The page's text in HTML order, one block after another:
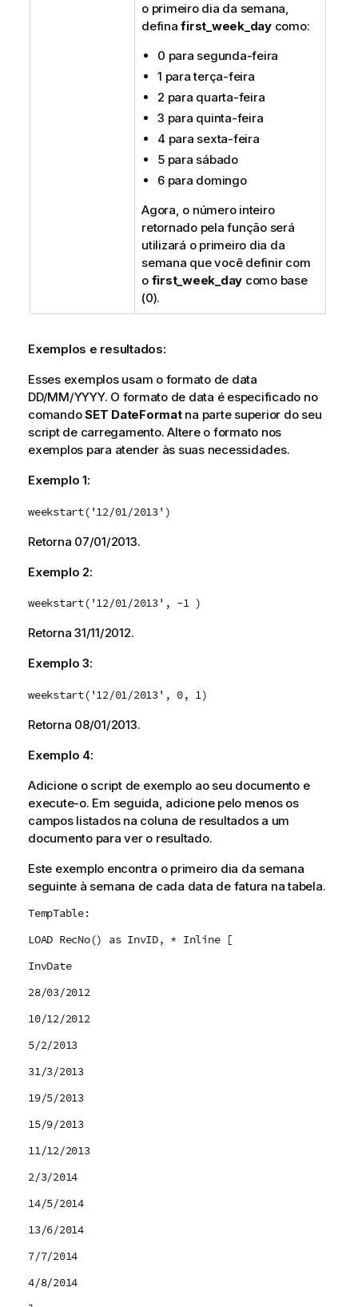
o primeiro dia da semana,
definafirst_week_daycomo:
0 para segunda-feira
1 para terça-feira
2 para quarta-feira
3 para quinta-feira
4 para sexta-feira
5 para sábado
6 para domingo
Agora, o número inteiro
retornado pela função será
utilizará o primeiro dia da
semana que você definir com
o first_week_day como base
(0).
Exemplos e resultados:
Esses exemplos usam o formato de data
DD/MM/YYYY. O formato de data é especificado no
comandoSET DateFormatna parte superior do seu
script de carregamento. Altere o formato nos
exemplos para atender às suas necessidades.
Exemplo 1:
weekstart('12/01/2013')
Retorna 07/01/2013.
Exemplo 2:
weekstart('12/01/2013', -1 )
Retorna 31/11/2012.
Exemplo 3:
weekstart('12/01/2013', 0, 1)
Retorna 08/01/2013.
Exemplo 4:
Adicione o script de exemplo ao seu documento e
execute-o. Em seguida, adicione pelo menos os
campos listados na coluna de resultados a um
documento para ver o resultado.
Este exemplo encontra o primeiro dia da semana
seguinte à semana de cada data de fatura na tabela.
TempTable:
LOAD RecNo() as InvID, * Inline [
InvDate
28/03/2012
10/12/2012
5/2/2013
31/3/2013
19/5/2013
15/9/2013
11/12/2013
2/3/2014
14/5/2014
13/6/2014
7/7/2014
4/8/2014